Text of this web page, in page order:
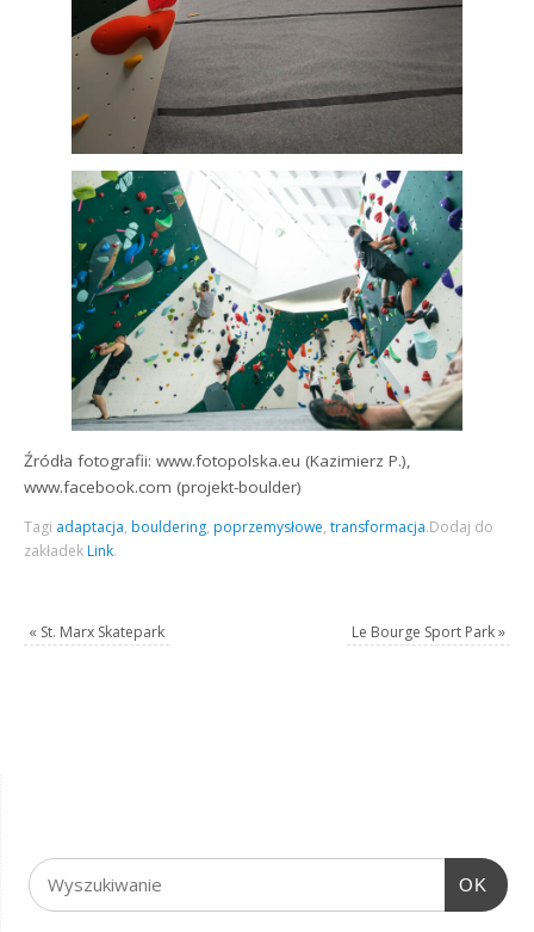
Źródła fotografii: www.fotopolska.eu (Kazimierz P.),
www.facebook.com (projekt-boulder)
Tagi adaptacja, bouldering, poprzemysłowe,transformacja.Dodaj do
zakładek Link.
« St. Marx Skatepark Le Bourge Sport Park»
OK